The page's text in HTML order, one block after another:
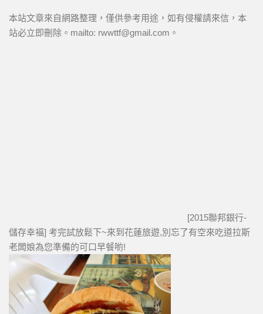
本站文章來自網路整理，僅供參考用途，如有侵權請來信，本
站必立即刪除。mailto: rwwttf@gmail.com。
[2015聯邦銀行-
儲存幸褔] 考完試放鬆下~來到花蓮旅遊,別忘了有空來吃道拉斯
老闆娘為您準備的可口早餐喲!